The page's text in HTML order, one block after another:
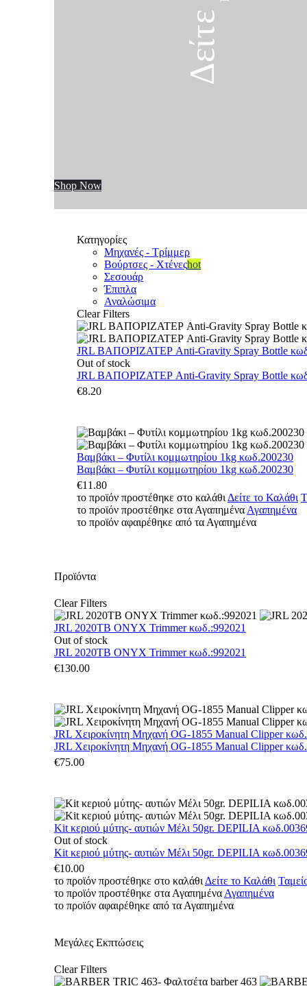
Δείτε τα
Shop Now
Κατηγορίες
Μηχανές - Τρίμμερ
Βούρτσες - Χτένεςhot
Σεσουάρ
Έπιπλα
Αναλώσιμα
Clear Filters
JRL ΒΑΠΟΡΙΖΑΤΕΡ Anti-Gravity Spray Bottle
Out of stock
JRL ΒΑΠΟΡΙΖΑΤΕΡ Anti-Gravity Spray Bottle
€8.20
Βαμβάκι – Φυτίλι κομμωτηρίου 1kg κωδ.200230
Βαμβάκι – Φυτίλι κομμωτηρίου 1kg κωδ.200230
€11.80
το προϊόν προστέθηκε στο καλάθι Δείτε το Καλάθι
το προϊόν προστέθηκε στα Αγαπημένα Αγαπημένα
το προϊόν αφαιρέθηκε από τα Αγαπημένα
Προϊόντα
Clear Filters
JRL 2020TB ONYX Trimmer κωδ.:992021
Out of stock
JRL 2020TB ONYX Trimmer κωδ.:992021
€130.00
JRL Χειροκίνητη Μηχανή OG-1855 Manual Clipper
JRL Χειροκίνητη Μηχανή OG-1855 Manual Clipper
€75.00
Kit κεριού μύτης- αυτιών Μέλι 50gr. DEPILIA
Out of stock
Kit κεριού μύτης- αυτιών Μέλι 50gr. DEPILIA
€10.00
το προϊόν προστέθηκε στο καλάθι Δείτε το Καλάθι
το προϊόν προστέθηκε στα Αγαπημένα Αγαπημένα
το προϊόν αφαιρέθηκε από τα Αγαπημένα
Μεγάλες Εκπτώσεις
Clear Filters